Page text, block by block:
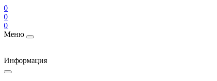
0
0
0
Меню
Информация